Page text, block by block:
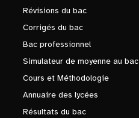
Révisions du bac
Corrigés du bac
Bac professionnel
Simulateur de moyenne au bac
Cours et Méthodologie
Annuaire des lycées
Résultats du bac